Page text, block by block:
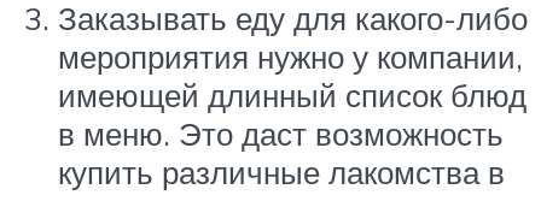
Заказывать еду для какого-либо
мероприятия нужно у компании,
имеющей длинный список блюд
в меню. Это даст возможность
купить различные лакомства в